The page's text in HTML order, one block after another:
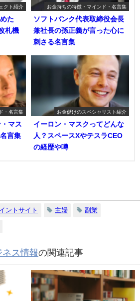
クト紹介
た
札機
お金持ちの特徴・マインド・名言集
ソフトバンク代表取締役会長
兼社長の孫正義が言った心に
刺さる名言集
・名言集
マス
言集
お金儲けのスペシャリスト紹介
イーロン・マスクってどんな
人？スペースXやテスラCEO
の経歴や噂
ントサイト 主婦 副業
ス情報の関連記事